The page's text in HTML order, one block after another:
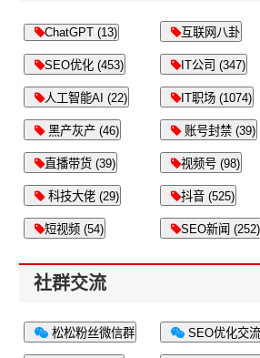
ChatGPT (13) 互联网八卦
SEO优化 (453) IT公司 (347)
人工智能AI (22) IT职场 (1074)
黑产灰产 (46) 账号封禁 (39)
直播带货 (39) 视频号 (98)
科技大佬 (29) 抖音 (525)
短视频 (54) SEO新闻 (252)
社群交流
松松粉丝微信群 SEO优化交